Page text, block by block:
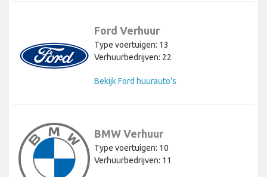
Ford Verhuur
Type voertuigen: 13
Verhuurbedrijven: 22
Bekijk Ford huurauto's
BMW Verhuur
Type voertuigen: 10
Verhuurbedrijven: 11